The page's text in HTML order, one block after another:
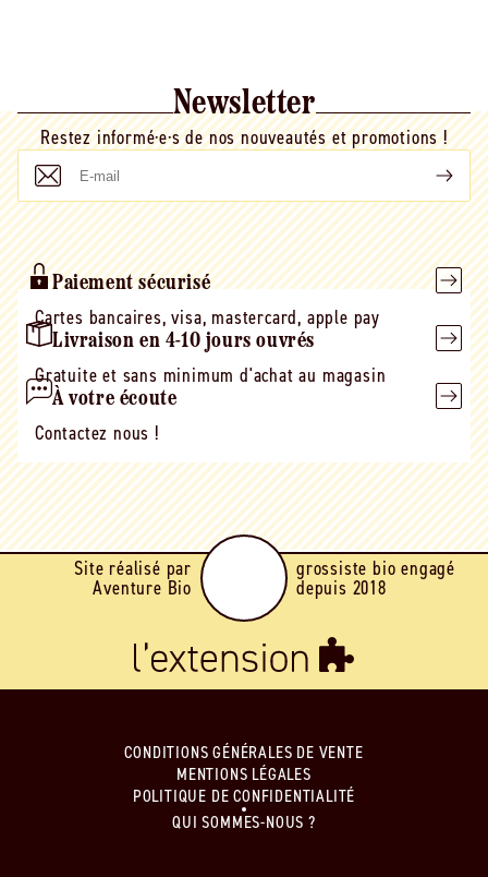
Newsletter
Restez informé·e·s de nos nouveautés et promotions !
E-
mail
Paiement sécurisé
Cartes bancaires, visa, mastercard, apple pay
Livraison en 4-10 jours ouvrés
Gratuite et sans minimum d'achat au magasin
À votre écoute
Contactez nous !
Site réalisé par
Aventure Bio
grossiste bio engagé
depuis 2018
CONDITIONS GÉNÉRALES DE VENTE
MENTIONS LÉGALES
POLITIQUE DE CONFIDENTIALITÉ
QUI SOMMES-NOUS ?